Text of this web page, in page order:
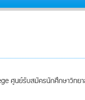
ศูนย์รับสมัครนักศึกษาวิทย